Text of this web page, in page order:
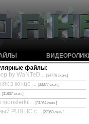
файлы:
by WaNTeD... [34776 скач.]
в конце ... [33377 скач.]
[31837 скач.]
monsterkil... [31364 скач.]
PUBLIC с... [27053 скач.]